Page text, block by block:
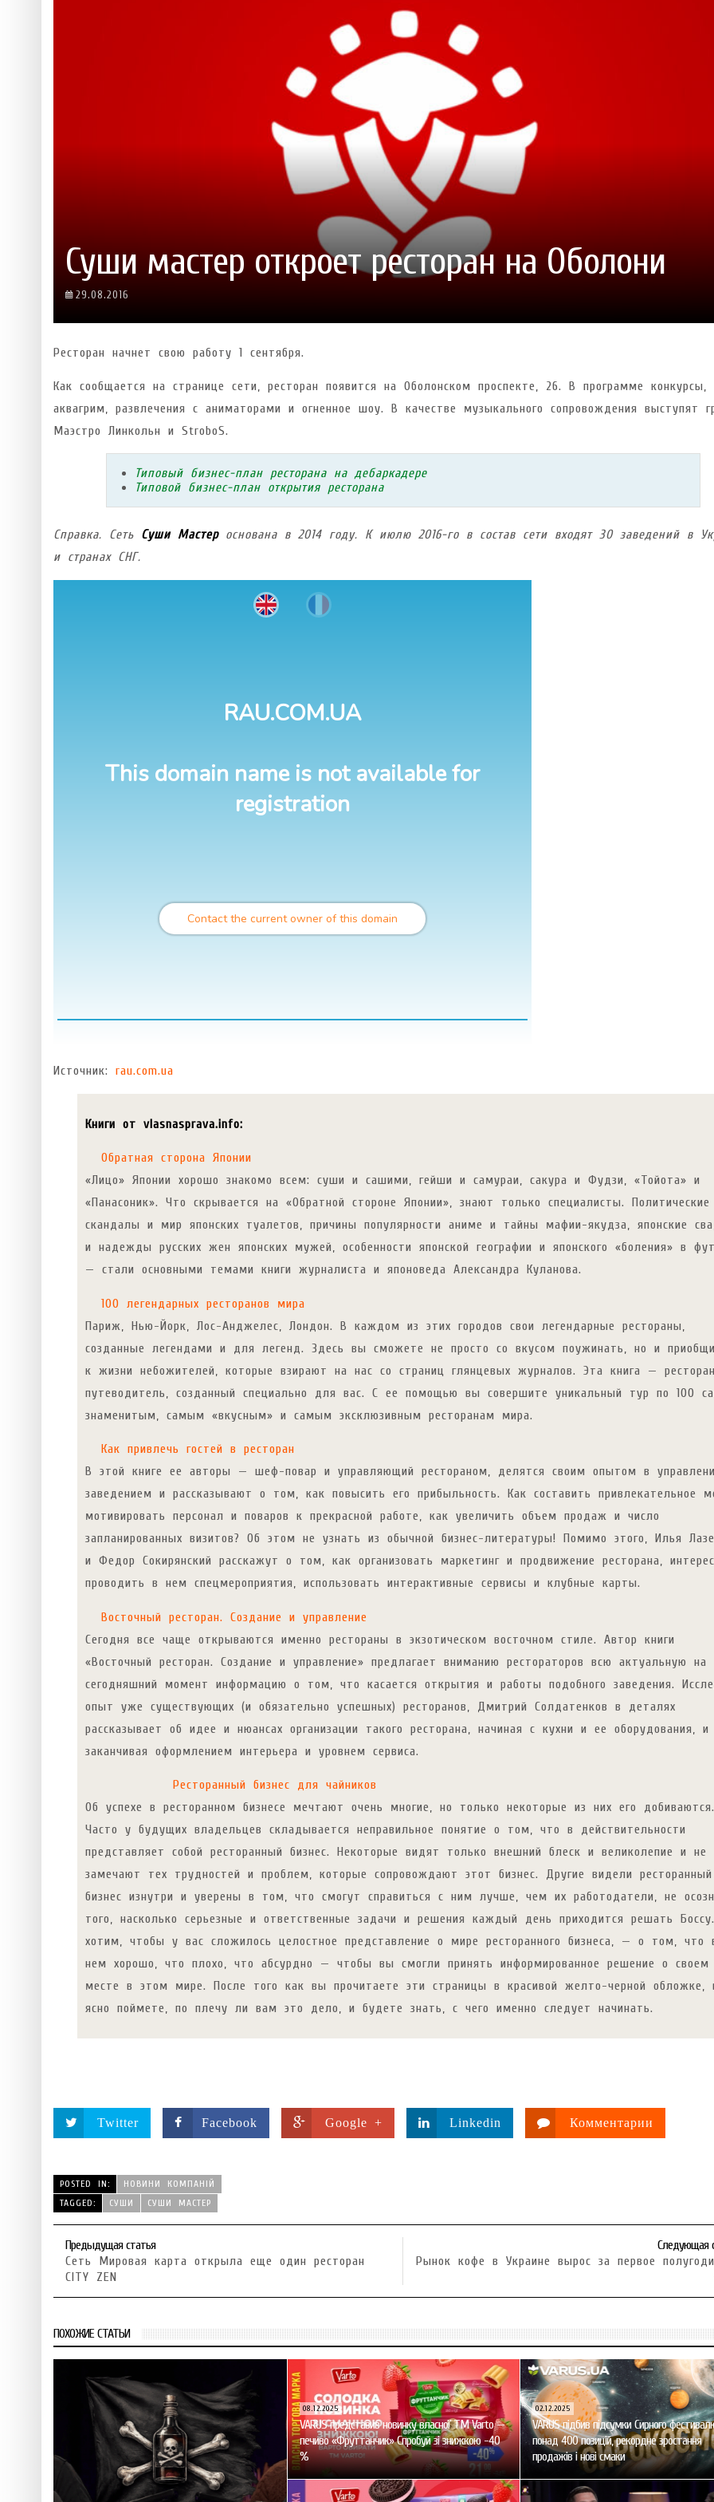
Ніжність, що смакує до чаю: новинка зефір від власної ТМ Varto вже у VARUS
Солодкий настрій у кожному шматочку: халва власної ТМ Varto вже у VARUS
VARUS запускає космічний Сирний фестиваль - 29.09.2025
Пивоколада від MAUDAU: як затримати літо в келиху - 22.09.2025
Який алкоголь підходить вашому знаку зодіаку: розбір астролога і керуючого баром
400 ПОЗИЦІЙ,
Суши мастер откроет ресторан на Оболони
29.08.2016
Ресторан начнет свою работу 1 сентября.
Как сообщается на странице сети, ресторан появится на Оболонском проспекте, 26. В программе конкурсы,
аквагрим, развлечения с аниматорами и огненное шоу. В качестве музыкального сопровождения выступят
Маэстро Линкольн и StroboS.
Типовый бизнес-план ресторана на дебаркадере
Типовой бизнес-план открытия ресторана
Справка. Сеть Суши Мастероснована в 2014 году. К июлю 2016-го в состав сети входят 30 заведений в
и странах СНГ.
Источник: rau.com.ua
Книги от vlasnasprava.info:
Обратная сторона Японии
«Лицо» Японии хорошо знакомо всем: суши и сашими, гейши и самураи, сакура и Фудзи, «Тойота» и
«Панасоник». Что скрывается на «Обратной стороне Японии», знают только специалисты. Политические
скандалы и мир японских туалетов, причины популярности аниме и тайны мафии-якудза, японские
и надежды русских жен японских мужей, особенности японской географии и японского «боления» в
— стали основными темами книги журналиста и японоведа Александра Куланова.
100 легендарных ресторанов мира
Париж, Нью-Йорк, Лос-Анджелес, Лондон. В каждом из этих городов свои легендарные рестораны,
созданные легендами и для легенд. Здесь вы сможете не просто со вкусом поужинать, но и
к жизни небожителей, которые взирают на нас со страниц глянцевых журналов. Эта книга —
путеводитель, созданный специально для вас. С ее помощью вы совершите уникальный тур по 100
знаменитым, самым «вкусным» и самым эксклюзивным ресторанам мира.
Как привлечь гостей в ресторан
В этой книге ее авторы — шеф-повар и управляющий рестораном, делятся своим опытом в
заведением и рассказывают о том, как повысить его прибыльность. Как составить привлекательное
мотивировать персонал и поваров к прекрасной работе, как увеличить объем продаж и число
запланированных визитов? Об этом не узнать из обычной бизнес-литературы! Помимо этого, Илья
и Федор Сокирянский расскажут о том, как организовать маркетинг и продвижение ресторана,
проводить в нем спецмероприятия, использовать интерактивные сервисы и клубные карты.
Восточный ресторан. Создание и управление
Сегодня все чаще открываются именно рестораны в экзотическом восточном стиле. Автор книги
«Восточный ресторан. Создание и управление» предлагает вниманию рестораторов всю актуальную на
сегодняшний момент информацию о том, что касается открытия и работы подобного заведения.
опыт уже существующих (и обязательно успешных) ресторанов, Дмитрий Солдатенков в деталях
рассказывает об идее и нюансах организации такого ресторана, начиная с кухни и ее оборудования, и
заканчивая оформлением интерьера и уровнем сервиса.
Ресторанный бизнес для чайников
Об успехе в ресторанном бизнесе мечтают очень многие, но только некоторые из них его добиваются.
Часто у будущих владельцев складывается неправильное понятие о том, что в действительности
представляет собой ресторанный бизнес. Некоторые видят только внешний блеск и великолепие и не
замечают тех трудностей и проблем, которые сопровождают этот бизнес. Другие видели ресторанный
бизнес изнутри и уверены в том, что смогут справиться с ним лучше, чем их работодатели, не
того, насколько серьезные и ответственные задачи и решения каждый день приходится решать
хотим, чтобы у вас сложилось целостное представление о мире ресторанного бизнеса, — о том, что
нем хорошо, что плохо, что абсурдно — чтобы вы смогли принять информированное решение о своем
месте в этом мире. После того как вы прочитаете эти страницы в красивой желто-черной обложке,
ясно поймете, по плечу ли вам это дело, и будете знать, с чего именно следует начинать.
Twitter Facebook Google + Linkedin Комментарии
POSTED IN:
НОВИНИ КОМПАНІЙ
TAGGED:
СУШИ СУШИ МАСТЕР
Предыдущая статья
Сеть Мировая карта открыла еще один ресторан
CITY ZEN
Следующая
Рынок кофе в Украине вырос за первое
ПОХОЖИЕ СТАТЬИ
08.12.2025
VARUS представив новинку власної ТМ Varto —
печиво «Фруттанчик» Спробуй зі знижкою -40
%
02.12.2025
VARUS підбив підсумки Сирного
понад 400 позицій, рекордне зростання
продажів і нові смаки